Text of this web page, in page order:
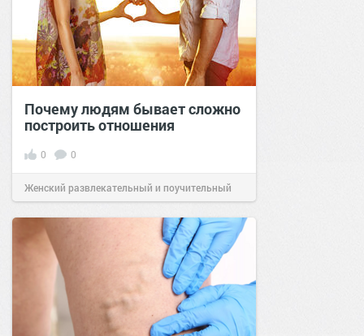
Почему людям бывает сложно
построить отношения
0 0
Женский развлекательный и поучительный
сайт.20:2726 май 2023